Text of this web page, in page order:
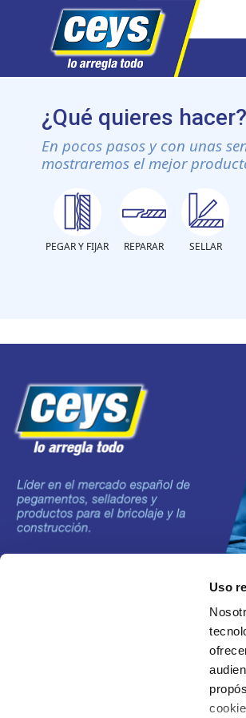
Uso
contenido¿Qué quieres hacer?
En pocos pasos y con unas
mostraremos el mejor
PEGAR Y FIJAR REPARAR SELLAR